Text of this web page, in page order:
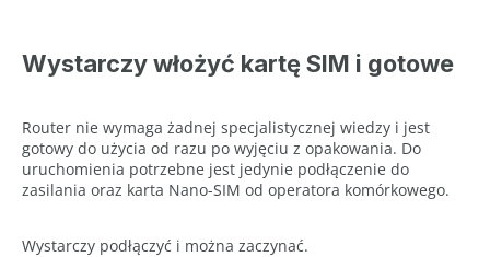
Wystarczy włożyć kartę SIM i gotowe
Router nie wymaga żadnej specjalistycznej wiedzy i jest
gotowy do użycia od razu po wyjęciu z opakowania. Do
uruchomienia potrzebne jest jedynie podłączenie do
zasilania oraz karta Nano-SIM od operatora komórkowego.
Wystarczy podłączyć i można zaczynać.